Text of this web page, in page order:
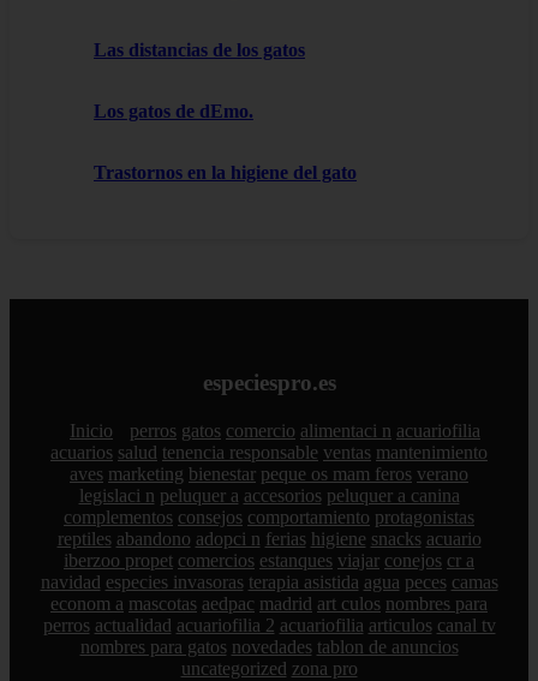
Las distancias de los gatos
Los gatos de dEmo.
Trastornos en la higiene del gato
especiespro.es
Inicio perros gatos comercio alimentaci n acuariofilia
acuarios salud tenencia responsable ventas mantenimiento
aves marketing bienestar peque os mam feros verano
legislaci n peluquer a accesorios peluquer a canina
complementos consejos comportamiento protagonistas
reptiles abandono adopci n ferias higiene snacks acuario
iberzoo propet comercios estanques viajar conejos cr a
navidad especies invasoras terapia asistida agua peces camas
econom a mascotas aedpac madrid art culos nombres para
perros actualidad acuariofilia 2 acuariofilia articulos canal tv
nombres para gatos novedades tablon de anuncios
uncategorized zona pro